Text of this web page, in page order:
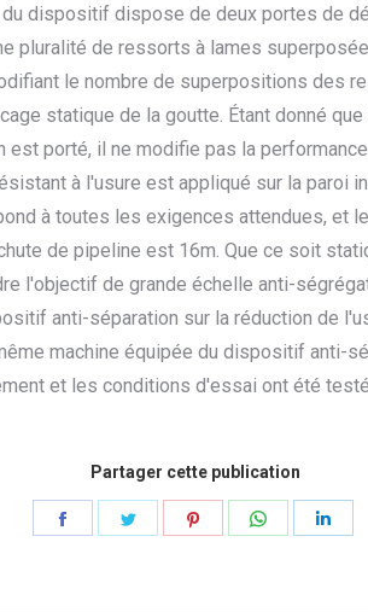
dispositif dispose de deux portes de
pluralité de ressorts à lames
le nombre de superpositions des
statique de la goutte. Étant donné
est porté, il ne modifie pas la
à l'usure est appliqué sur la paroi
à toutes les exigences attendues, et
de pipeline est 16m. Que ce soit
l'objectif de grande échelle anti-
anti-séparation sur la réduction de
machine équipée du dispositif anti-
et les conditions d'essai ont été
Partager cette publication
PartagerPartager PartagerPartager